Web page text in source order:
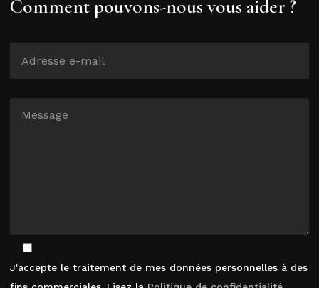
Comment pouvons-nous vous aider ?
J'accepte le traitement de mes données personnelles à des